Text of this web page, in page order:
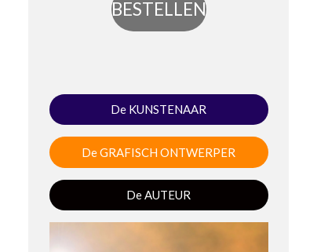
BESTELLEN
De KUNSTENAAR
De GRAFISCH ONTWERPER
De AUTEUR